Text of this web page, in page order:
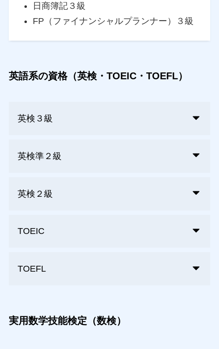
日商簿記３級
FP（ファイナンシャルプランナー）３級
英語系の資格（英検・TOEIC・TOEFL）
英検３級
英検準２級
英検２級
TOEIC
TOEFL
実用数学技能検定（数検）